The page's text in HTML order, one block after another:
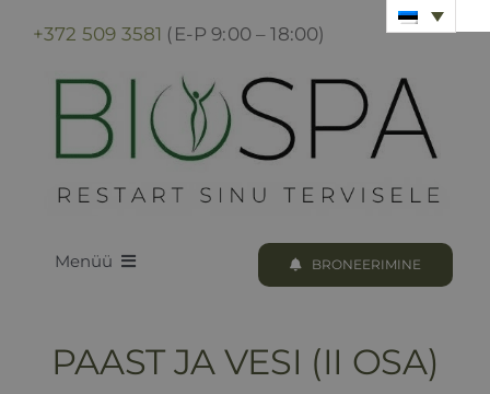
content
+372 509 3581 (E-P 9:00 – 18:00)
Menüü BRONEERIMINE
PAAST JA VESI (II OSA)